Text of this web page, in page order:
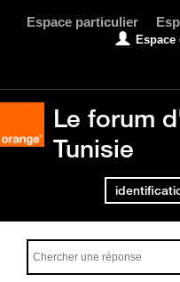
Espace particulier
Le forum
Tunisie